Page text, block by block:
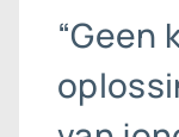
“Geen